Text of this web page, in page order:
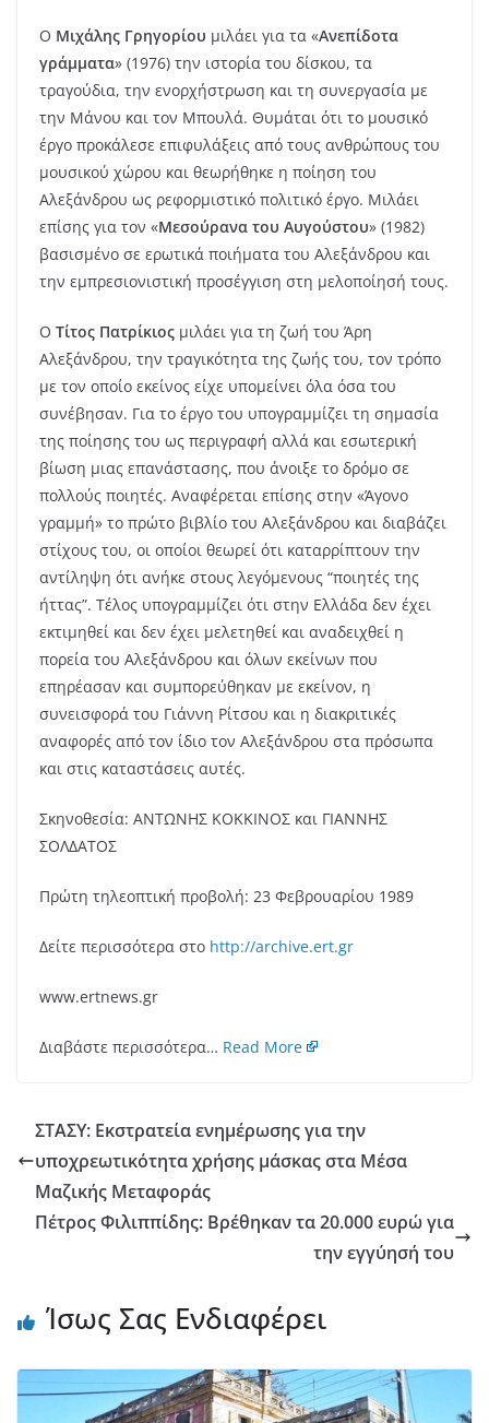
Ο Μιχάλης Γρηγορίου μιλάει για τα «Ανεπίδοτα
γράμματα» (1976) την ιστορία του δίσκου, τα
τραγούδια, την ενορχήστρωση και τη συνεργασία με
την Μάνου και τον Μπουλά. Θυμάται ότι το μουσικό
έργο προκάλεσε επιφυλάξεις από τους ανθρώπους του
μουσικού χώρου και θεωρήθηκε η ποίηση του
Αλεξάνδρου ως ρεφορμιστικό πολιτικό έργο. Μιλάει
επίσης για τον «Μεσούρανα του Αυγούστου» (1982)
βασισμένο σε ερωτικά ποιήματα του Αλεξάνδρου και
την εμπρεσιονιστική προσέγγιση στη μελοποίησή τους.
Ο Τίτος Πατρίκιος μιλάει για τη ζωή του Άρη
Αλεξάνδρου, την τραγικότητα της ζωής του, τον τρόπο
με τον οποίο εκείνος είχε υπομείνει όλα όσα του
συνέβησαν. Για το έργο του υπογραμμίζει τη σημασία
της ποίησης του ως περιγραφή αλλά και εσωτερική
βίωση μιας επανάστασης, που άνοιξε το δρόμο σε
πολλούς ποιητές. Αναφέρεται επίσης στην «Άγονο
γραμμή» το πρώτο βιβλίο του Αλεξάνδρου και διαβάζει
στίχους του, οι οποίοι θεωρεί ότι καταρρίπτουν την
αντίληψη ότι ανήκε στους λεγόμενους “ποιητές της
ήττας”. Τέλος υπογραμμίζει ότι στην Ελλάδα δεν έχει
εκτιμηθεί και δεν έχει μελετηθεί και αναδειχθεί η
πορεία του Αλεξάνδρου και όλων εκείνων που
επηρέασαν και συμπορεύθηκαν με εκείνον, η
συνεισφορά του Γιάννη Ρίτσου και η διακριτικές
αναφορές από τον ίδιο τον Αλεξάνδρου στα πρόσωπα
και στις καταστάσεις αυτές.
Σκηνοθεσία: ΑΝΤΩΝΗΣ ΚΟΚΚΙΝΟΣ και ΓΙΑΝΝΗΣ
ΣΟΛΔΑΤΟΣ
Πρώτη τηλεοπτική προβολή: 23 Φεβρουαρίου 1989
Δείτε περισσότερα στο http://archive.ert.gr
www.ertnews.gr
Διαβάστε περισσότερα… Read More
ΣΤΑΣΥ: Εκστρατεία ενημέρωσης για την
υποχρεωτικότητα χρήσης μάσκας στα Μέσα
Μαζικής Μεταφοράς
Πέτρος Φιλιππίδης: Βρέθηκαν τα 20.000 ευρώ για
την εγγύησή του
Ίσως Σας Ενδιαφέρει